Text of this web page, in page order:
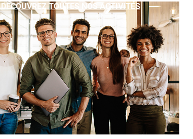
DÉCOUVREZ TOUTES NOS ACTIVITÉS